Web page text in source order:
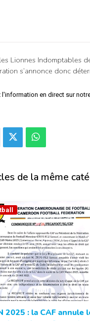
Lionnes Indomptables
s’annonce donc
l'information en direct sur
de la même
2025 : la CAF annule